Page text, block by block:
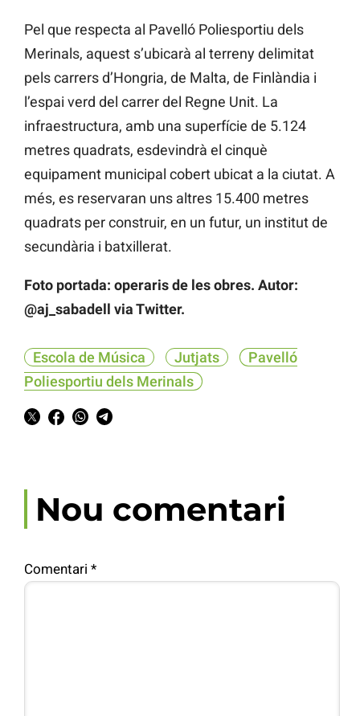
Pel que respecta al Pavelló Poliesportiu dels
Merinals, aquest s’ubicarà al terreny delimitat
pels carrers d’Hongria, de Malta, de Finlàndia i
l’espai verd del carrer del Regne Unit. La
infraestructura, amb una superfície de 5.124
metres quadrats, esdevindrà el cinquè
equipament municipal cobert ubicat a la ciutat. A
més, es reservaran uns altres 15.400 metres
quadrats per construir, en un futur, un institut de
secundària i batxillerat.
Foto portada: operaris de les obres. Autor:
@aj_sabadell via Twitter.
Escola de Música Jutjats
Pavelló
Poliesportiu dels Merinals
Nou comentari
Comentari *